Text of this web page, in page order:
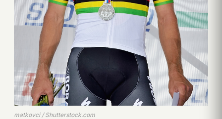
matkovci / Shutterstock.com